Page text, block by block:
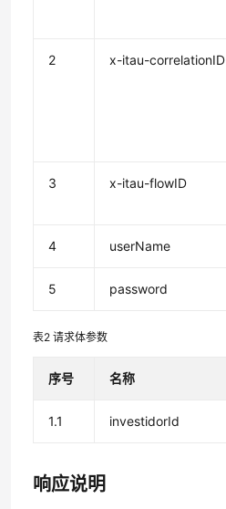
2 x-itau-correlationID
3 x-itau-flowID
4 userName
5 password
表2请求体参数
序号 名称
1.1 investidorId
响应说明